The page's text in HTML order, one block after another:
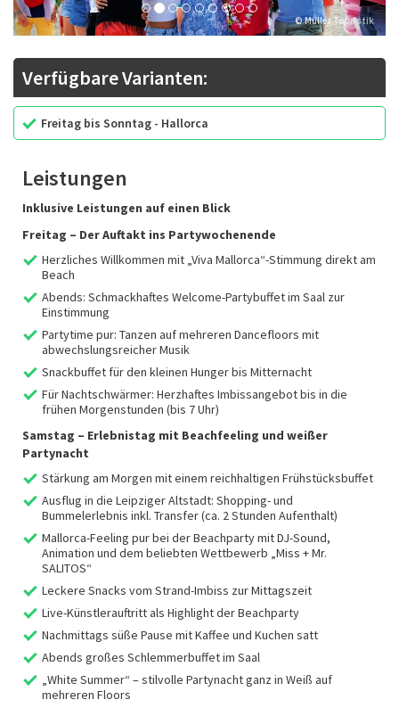
© Müller Touristik
Verfügbare Varianten:
Freitag bis Sonntag - Hallorca
Leistungen
Inklusive Leistungen auf einen Blick
Freitag – Der Auftakt ins Partywochenende
Herzliches Willkommen mit „Viva Mallorca“-Stimmung direkt am
Beach
Abends: Schmackhaftes Welcome-Partybuffet im Saal zur
Einstimmung
Partytime pur: Tanzen auf mehreren Dancefloors mit
abwechslungsreicher Musik
Snackbuffet für den kleinen Hunger bis Mitternacht
Für Nachtschwärmer: Herzhaftes Imbissangebot bis in die
frühen Morgenstunden (bis 7 Uhr)
Samstag – Erlebnistag mit Beachfeeling und weißer
Partynacht
Stärkung am Morgen mit einem reichhaltigen Frühstücksbuffet
Ausflug in die Leipziger Altstadt: Shopping- und
Bummelerlebnis inkl. Transfer (ca. 2 Stunden Aufenthalt)
Mallorca-Feeling pur bei der Beachparty mit DJ-Sound,
Animation und dem beliebten Wettbewerb „Miss + Mr.
SALITOS“
Leckere Snacks vom Strand-Imbiss zur Mittagszeit
Live-Künstlerauftritt als Highlight der Beachparty
Nachmittags süße Pause mit Kaffee und Kuchen satt
Abends großes Schlemmerbuffet im Saal
„White Summer“ – stilvolle Partynacht ganz in Weiß auf
mehreren Floors